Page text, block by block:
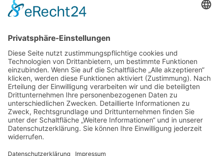
Autohaus Menke GmbH
Daimlerstr. 10
E-Mail:info@menke-gruppe.de
Tel.04471-18438-0
Fax: 04471-4473
Öffnungszeiten:
Verkauf:Mo-Fr.: 8-18 Uhr
Sa.: 09-13 Uhr
Service:Mo-Fr.: 7:30-17 Uhr
Teile& Zubehör:Mo.-Fr.: 08-17 Uhr